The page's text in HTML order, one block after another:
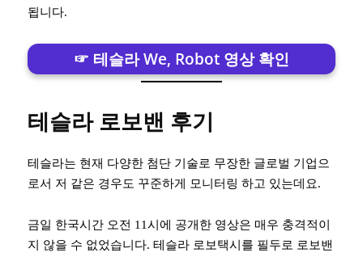
됩니다.
☞ 테슬라 We, Robot 영상 확인
테슬라 로보밴 후기
테슬라는 현재 다양한 첨단 기술로 무장한 글로벌 기업으
로서 저 같은 경우도 꾸준하게 모니터링 하고 있는데요.
금일 한국시간 오전 11시에 공개한 영상은 매우 충격적이
지 않을 수 없었습니다. 테슬라 로보택시를 필두로 로보밴